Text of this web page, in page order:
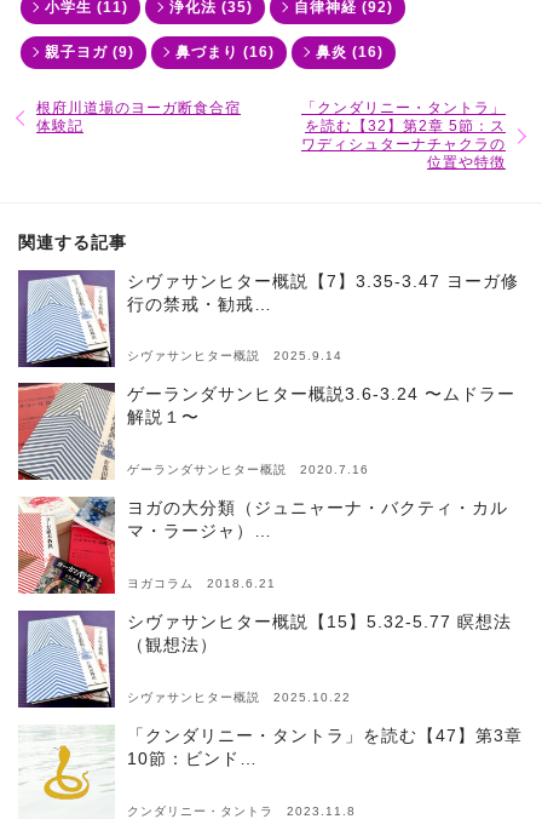
小学生 (11) 浄化法 (35) 自律神経 (92)
親子ヨガ (9) 鼻づまり (16) 鼻炎 (16)
根府川道場のヨーガ断食合宿
体験記
「クンダリニー・タントラ」
を読む【32】第2章 5節：ス
ワディシュターナチャクラの
位置や特徴
関連する記事
シヴァサンヒター概説【7】3.35-3.47 ヨーガ修
行の禁戒・勧戒…
シヴァサンヒター概説 2025.9.14
ゲーランダサンヒター概説3.6-3.24 〜ムドラー
解説１〜
ゲーランダサンヒター概説 2020.7.16
ヨガの大分類（ジュニャーナ・バクティ・カル
マ・ラージャ）…
ヨガコラム 2018.6.21
シヴァサンヒター概説【15】5.32-5.77 瞑想法
（観想法）
シヴァサンヒター概説 2025.10.22
「クンダリニー・タントラ」を読む【47】第3章
10節：ビンド…
クンダリニー・タントラ 2023.11.8